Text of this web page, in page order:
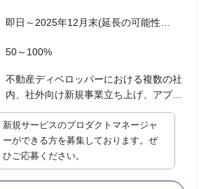
即日～2025年12月末(延長の可能性有
50～100%
不動産ディベロッパーにおける複数の社
内、社外向け新規事業立ち上げ、アプリ
ケーションサービス開発におけるプロダ
クトマネージャー
・toB、toC向けアプリケーションサービ
スの企画、開発進行、および社内業務部
門におけるAsIsToBe業務プロセス、運用
新規サービスのプロダクトマネージャ
ーができる方を募集しております。ぜ
ひご応募ください。